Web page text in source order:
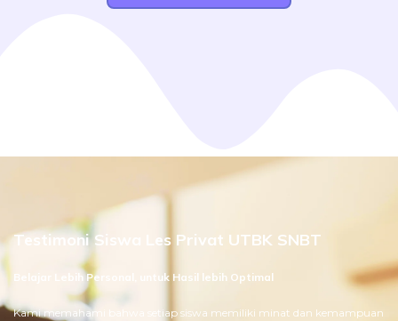
Testimoni Siswa Les Privat UTBK SNBT
Belajar Lebih Personal, untuk Hasil lebih Optimal
Kami memahami bahwa setiap siswa memiliki minat dan kemampuan